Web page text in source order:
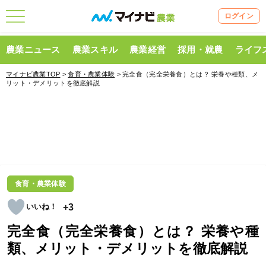
ログイン
農業ニュース 農業スキル 農業経営 採用・就農 ライフ
マイナビ農業TOP >食育・農業体験 > 完全食（完全栄養食）とは？ 栄養や種類、メ
リット・デメリットを徹底解説
食育・農業体験
+3
完全食（完全栄養食）とは？ 栄養や種
類、メリット・デメリットを徹底解説